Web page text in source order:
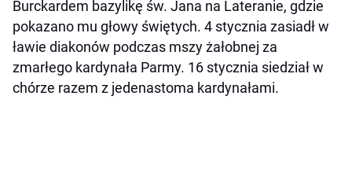
Burckardem bazylikę św. Jana na Lateranie, gdzie
pokazano mu głowy świętych. 4 stycznia zasiadł w
ławie diakonów podczas mszy żałobnej za
zmarłego kardynała Parmy. 16 stycznia siedział w
chórze razem z jedenastoma kardynałami.